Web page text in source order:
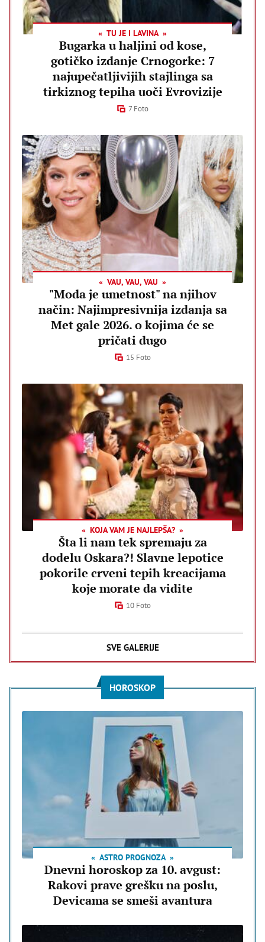
TU JE I LAVINA
Bugarka u haljini od kose,
gotičko izdanje Crnogorke: 7
najupečatljivijih stajlinga sa
tirkiznog tepiha uoči Evrovizije
7 Foto
VAU, VAU, VAU
"Moda je umetnost" na njihov
način: Najimpresivnija izdanja sa
Met gale 2026. o kojima će se
pričati dugo
15 Foto
KOJA VAM JE NAJLEPŠA?
Šta li nam tek spremaju za
dodelu Oskara?! Slavne lepotice
pokorile crveni tepih kreacijama
koje morate da vidite
10 Foto
SVE GALERIJE
HOROSKOP
ASTRO PROGNOZA
Dnevni horoskop za 10. avgust:
Rakovi prave grešku na poslu,
Devicama se smeši avantura